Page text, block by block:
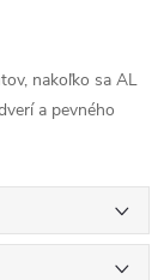
nakoľko sa AL
a pevného